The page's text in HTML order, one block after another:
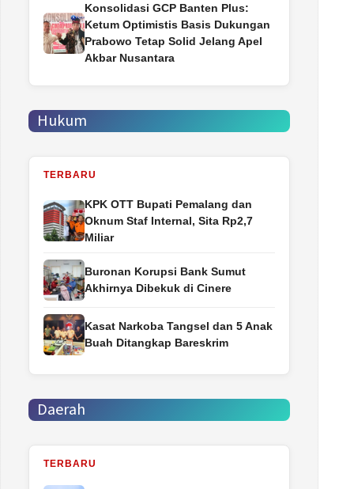
Konsolidasi GCP Banten Plus:
Ketum Optimistis Basis Dukungan
Prabowo Tetap Solid Jelang Apel
Akbar Nusantara
Hukum
TERBARU
‎KPK OTT Bupati Pemalang dan
Oknum Staf Internal, Sita Rp2,7
Miliar
Buronan Korupsi Bank Sumut
Akhirnya Dibekuk di Cinere
Kasat Narkoba Tangsel dan 5 Anak
Buah Ditangkap Bareskrim
Daerah
TERBARU